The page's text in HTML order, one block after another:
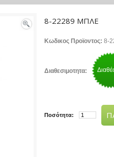
8-22289 ΜΠΛΕ
Κωδικος Προϊοντος: 8-
Διαθεσιμοτητα:
Ποσότητα: